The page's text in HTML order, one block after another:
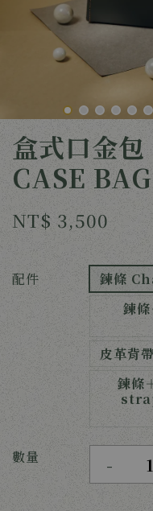
盒式口金
CASE
NT$ 3,500
配件
鍊條
鍊
皮革
鍊條
數量 -